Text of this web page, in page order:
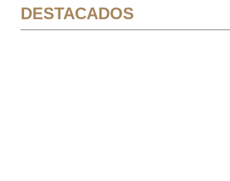
DESTACADOS